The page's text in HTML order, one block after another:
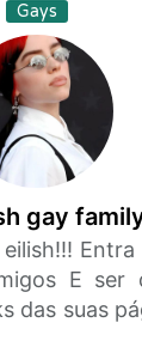
Gays
gay
Entra
E ser
das suas